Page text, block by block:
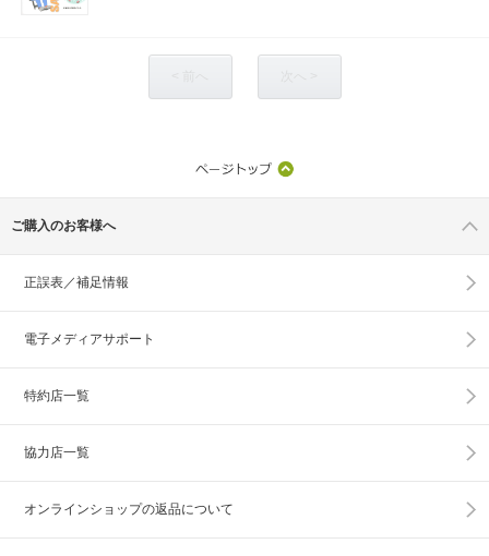
ご購入のお客様へ
正誤表／補足情報
電子メディアサポート
特約店一覧
協力店一覧
オンラインショップの返品について